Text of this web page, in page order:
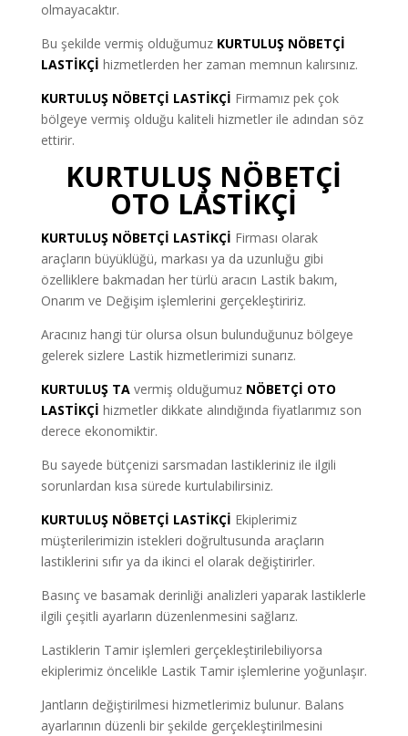
olmayacaktır.
Bu şekilde vermiş olduğumuz KURTULUŞ NÖBETÇİ
LASTİKÇİ hizmetlerden her zaman memnun kalırsınız.
KURTULUŞ NÖBETÇİ LASTİKÇİ Firmamız pek çok
bölgeye vermiş olduğu kaliteli hizmetler ile adından söz
ettirir.
KURTULUŞ NÖBETÇİ
OTO LASTİKÇİ
KURTULUŞ NÖBETÇİ LASTİKÇİ Firması olarak
araçların büyüklüğü, markası ya da uzunluğu gibi
özelliklere bakmadan her türlü aracın Lastik bakım,
Onarım ve Değişim işlemlerini gerçekleştiririz.
Aracınız hangi tür olursa olsun bulunduğunuz bölgeye
gelerek sizlere Lastik hizmetlerimizi sunarız.
KURTULUŞ TAvermiş olduğumuz NÖBETÇİ OTO
LASTİKÇİ hizmetler dikkate alındığında fiyatlarımız son
derece ekonomiktir.
Bu sayede bütçenizi sarsmadan lastikleriniz ile ilgili
sorunlardan kısa sürede kurtulabilirsiniz.
KURTULUŞ NÖBETÇİ LASTİKÇİ Ekiplerimiz
müşterilerimizin istekleri doğrultusunda araçların
lastiklerini sıfır ya da ikinci el olarak değiştirirler.
Basınç ve basamak derinliği analizleri yaparak lastiklerle
ilgili çeşitli ayarların düzenlenmesini sağlarız.
Lastiklerin Tamir işlemleri gerçekleştirilebiliyorsa
ekiplerimiz öncelikle Lastik Tamir işlemlerine yoğunlaşır.
Jantların değiştirilmesi hizmetlerimiz bulunur. Balans
ayarlarının düzenli bir şekilde gerçekleştirilmesini